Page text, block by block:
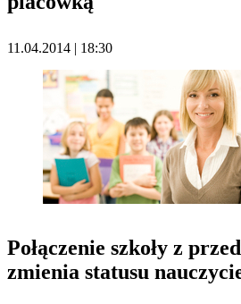
11.04.2014 | 18:30
Połączenie szkoły z
zmienia statusu